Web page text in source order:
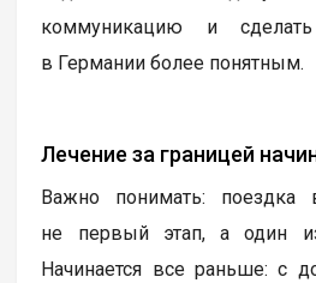
коммуникацию и
в Германии более понятным.
Лечение за границей
Важно понимать:
не первый этап, а один
Начинается все раньше: с